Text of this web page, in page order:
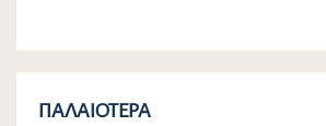
ΠΑΛΑΙΌΤΕΡΑ